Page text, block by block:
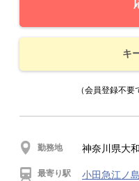
キ
（会員登録不要
勤務地 神奈川県大
最寄り駅 小田急江ノ